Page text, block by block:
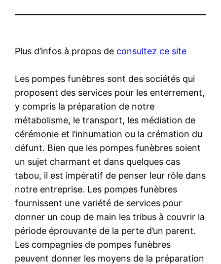
Plus d’infos à propos de consultez ce site
Les pompes funèbres sont des sociétés qui
proposent des services pour les enterrement,
y compris la préparation de notre
métabolisme, le transport, les médiation de
cérémonie et l’inhumation ou la crémation du
défunt. Bien que les pompes funèbres soient
un sujet charmant et dans quelques cas
tabou, il est impératif de penser leur rôle dans
notre entreprise. Les pompes funèbres
fournissent une variété de services pour
donner un coup de main les tribus à couvrir la
période éprouvante de la perte d’un parent.
Les compagnies de pompes funèbres
peuvent donner les moyens de la préparation